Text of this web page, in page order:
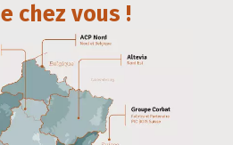
chez vous !